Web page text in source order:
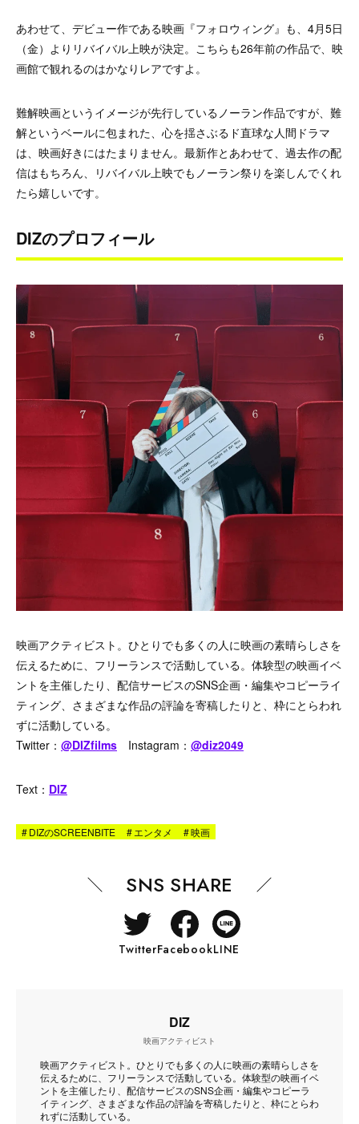
あわせて、デビュー作である映画『フォロウィング』も、4月5日
（金）よりリバイバル上映が決定。こちらも26年前の作品で、映
画館で観れるのはかなりレアですよ。
難解映画というイメージが先行しているノーラン作品ですが、難
解というベールに包まれた、心を揺さぶるド直球な人間ドラマ
は、映画好きにはたまりません。最新作とあわせて、過去作の配
信はもちろん、リバイバル上映でもノーラン祭りを楽しんでくれ
たら嬉しいです。
DIZのプロフィール
映画アクティビスト。ひとりでも多くの人に映画の素晴らしさを
伝えるために、フリーランスで活動している。体験型の映画イベ
ントを主催したり、配信サービスのSNS企画・編集やコピーライ
ティング、さまざまな作品の評論を寄稿したりと、枠にとらわれ
ずに活動している。
Twitter： @DIZfilms Instagram： @diz2049
Text： DIZ
#DIZのSCREENBITE #エンタメ #映画
SNS SHARE
TwitterFacebookLINE
DIZ
映画アクティビスト
映画アクティビスト。ひとりでも多くの人に映画の素晴らしさを
伝えるために、フリーランスで活動している。体験型の映画イベ
ントを主催したり、配信サービスのSNS企画・編集やコピーラ
イティング、さまざまな作品の評論を寄稿したりと、枠にとらわ
れずに活動している。